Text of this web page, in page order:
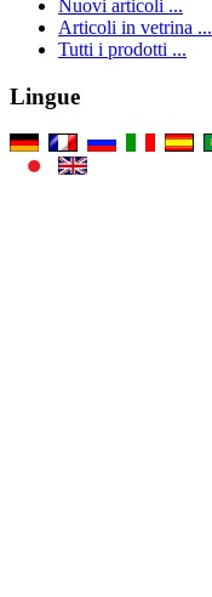
Nuovi articoli ...
Articoli in vetrina ...
Tutti i prodotti ...
Lingue